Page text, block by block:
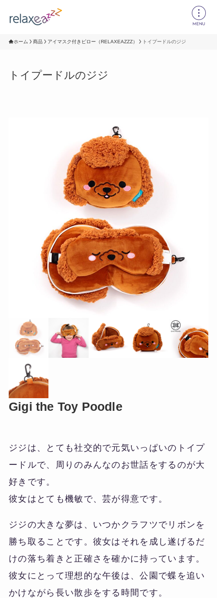
ホーム 商品 アイマスク付きピロー（RELAXEAZZZ） トイプードルのジジ
トイプードルのジジ
Gigi the Toy Poodle
ジジは、とても社交的で元気いっぱいのトイプ
ードルで、周りのみんなのお世話をするのが大
好きです。
彼女はとても機敏で、芸が得意です。
ジジの大きな夢は、いつかクラフツでリボンを
勝ち取ることです。彼女はそれを成し遂げるだ
けの落ち着きと正確さを確かに持っています。
彼女にとって理想的な午後は、公園で蝶を追い
かけながら長い散歩をする時間です。